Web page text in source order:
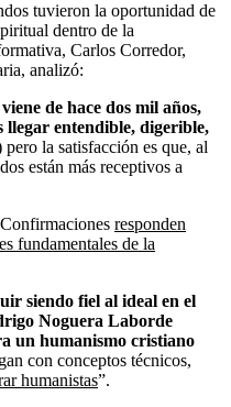
tuvieron la oportunidad de
dentro de la
Carlos Corredor,
analizó:
de hace dos mil años,
llegar entendible, digerible,
la satisfacción es que, al
están más receptivos a
responden
fundamentales de la
siendo fiel al ideal en el
Noguera Laborde
un humanismo cristiano
con conceptos técnicos,
humanistas”.